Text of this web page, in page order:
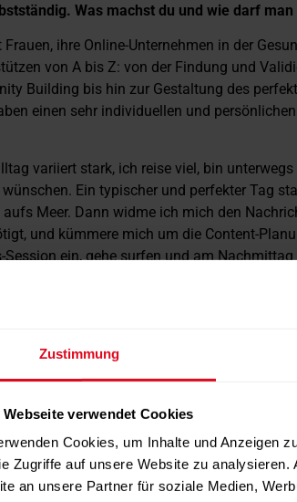
Zustimmung
Webseite verwendet Cookies
Cookies, um Inhalte und Anzeigen
Zugriffe auf unsere Website zu
an unsere Partner für soziale Medien,
Was machst du und wie darf
ihre Online-Unternehmen in der
von A bis Z: von der Findung und
Building bis hin zur Gestaltung des
einen sehr individuellen und
variiert stark, ich reise viel, bin
Ein typischer und perfekter Tag
Meer. Dann widme ich mich den
und kümmere mich um die Content-
Session ein, gehe surfen und am
wir Ideen und Strategien, damit ihre
im Gesundheitsbereich aufbauen
an.
Ziele für die nächsten fünf bis zehn
wie möglich helfen, sich in der Fitness- und
Lifestyle zu führen sowie finanziell
und Personen, die denken, nicht
Erfahrung zu haben. Wir brauchen nur
Unternehmen soll natürlich wachsen,